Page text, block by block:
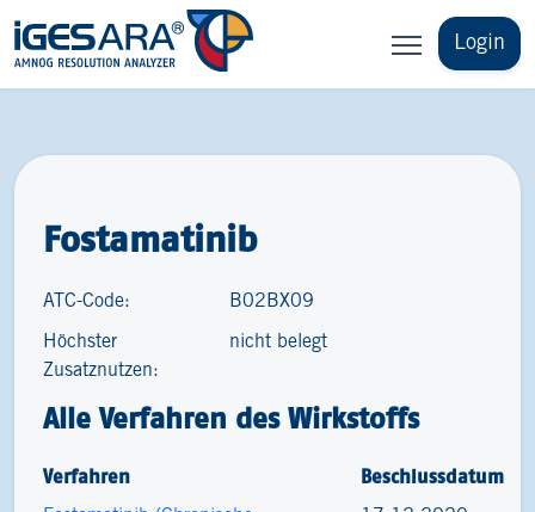
Login
Fostamatinib
ATC-Code: B02BX09
Höchster
Zusatznutzen:
nicht belegt
Alle Verfahren des Wirkstoffs
Verfahren Beschlussdatum